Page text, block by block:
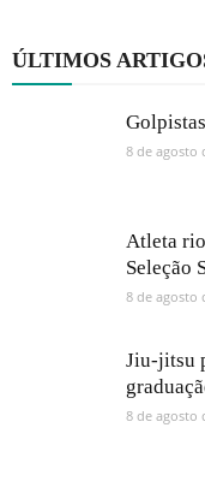
ÚLTIMOS
8 de agosto
Atleta
Seleção
8 de agosto
Jiu-jitsu
8 de agosto